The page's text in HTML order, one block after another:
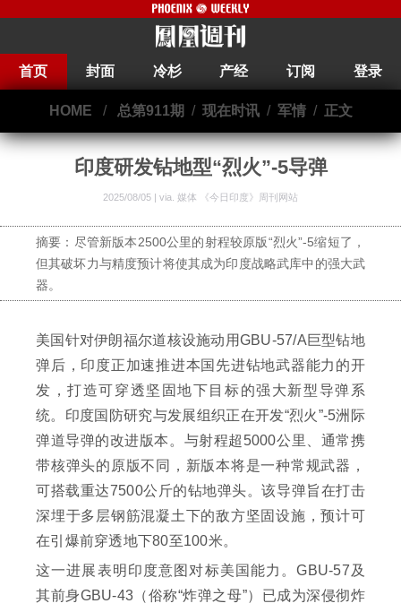
首页 封面 冷杉 产经 订阅 登录
HOME / 总第911期 / 现在时讯/ 军情/ 正文
印度研发钻地型“烈火”-5导弹
2025/08/05 | via. 媒体 《今日印度》周刊网站
摘要：尽管新版本2500公里的射程较原版“烈火”-5缩短了，
但其破坏力与精度预计将使其成为印度战略武库中的强大武
器。
美国针对伊朗福尔道核设施动用GBU-57/A巨型钻地
弹后，印度正加速推进本国先进钻地武器能力的开
发，打造可穿透坚固地下目标的强大新型导弹系
统。印度国防研究与发展组织正在开发“烈火”-5洲际
弹道导弹的改进版本。与射程超5000公里、通常携
带核弹头的原版不同，新版本将是一种常规武器，
可搭载重达7500公斤的钻地弹头。该导弹旨在打击
深埋于多层钢筋混凝土下的敌方坚固设施，预计可
在引爆前穿透地下80至100米。
这一进展表明印度意图对标美国能力。GBU-57及
其前身GBU-43（俗称“炸弹之母”）已成为深侵彻炸